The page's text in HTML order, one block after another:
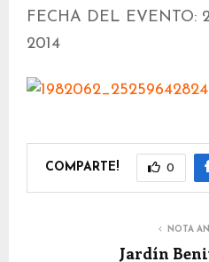
FECHA DEL EVENTO:
2014
COMPARTE! 0
NOTA
Jardín